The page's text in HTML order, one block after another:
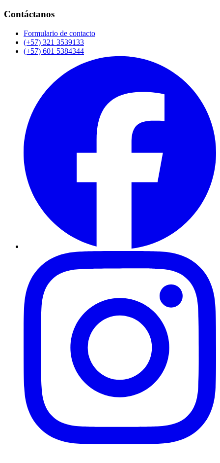
Contáctanos
Formulario de contacto
(+57) 321 3539133
(+57) 601 5384344